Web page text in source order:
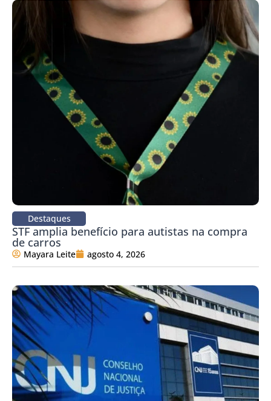
Destaques
STF amplia benefício para autistas na compra
de carros
Mayara Leite agosto 4, 2026